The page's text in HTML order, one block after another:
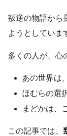
叛逆の物語から
ようとしていま
多くの人が、心
あの世界は
ほむらの選
まどかは、
この記事では、